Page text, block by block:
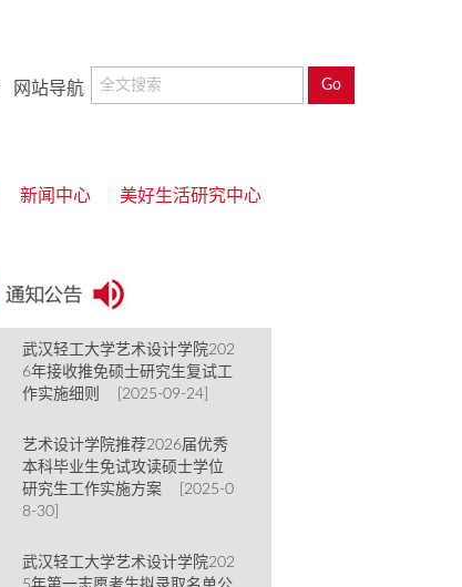
网站导航
新闻中心 美好生活研究中心
武汉轻工大学艺术设计学院202
6年接收推免硕士研究生复试工
作实施细则 [2025-09-24]
艺术设计学院推荐2026届优秀
本科毕业生免试攻读硕士学位
研究生工作实施方案 [2025-0
8-30]
武汉轻工大学艺术设计学院202